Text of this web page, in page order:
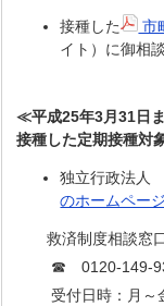
接種した 市
イト）に御相
≪平成25年3月31日
接種した定期接種対
独立行政法人
のホームペー
救済制度相談窓
☎ 0120-149-
受付日時：月～金